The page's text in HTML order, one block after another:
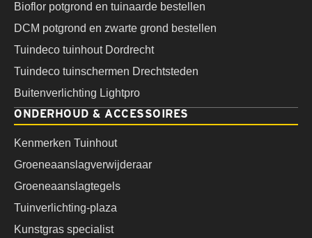
Bioflor potgrond en tuinaarde bestellen
DCM potgrond en zwarte grond bestellen
Tuindeco tuinhout Dordrecht
Tuindeco tuinschermen Drechtsteden
Buitenverlichting Lightpro
ONDERHOUD & ACCESSOIRES
Kenmerken Tuinhout
Groeneaanslagverwijderaar
Groeneaanslagtegels
Tuinverlichting-plaza
Kunstgras specialist